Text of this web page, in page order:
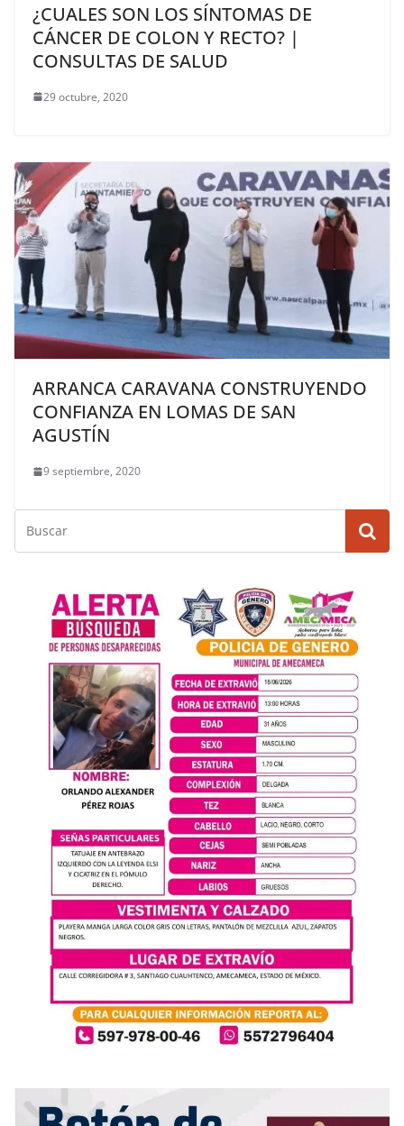
¿CUALES SON LOS SÍNTOMAS DE
CÁNCER DE COLON Y RECTO? |
CONSULTAS DE SALUD
29 octubre, 2020
ARRANCA CARAVANA CONSTRUYENDO
CONFIANZA EN LOMAS DE SAN
AGUSTÍN
9 septiembre, 2020